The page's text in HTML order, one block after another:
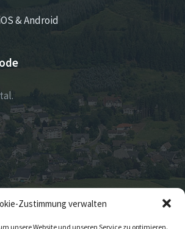
Zustimmung verwalten
unsere Website und unseren Service zu optimieren.
& Android